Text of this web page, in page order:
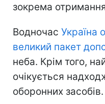
зокрема
Водночас Україна
великий пакет
неба. Крім того,
очікується
оборонних засобів.